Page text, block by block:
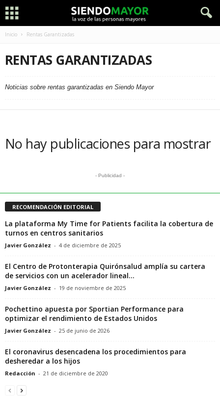
Inicio Rentas Garantizadas
RENTAS GARANTIZADAS
Noticias sobre rentas garantizadas en Siendo Mayor
No hay publicaciones para mostrar
- Publicidad -
RECOMENDACIÓN EDITORIAL
La plataforma My Time for Patients facilita la cobertura de
turnos en centros sanitarios
Javier González - 4 de diciembre de 2025
El Centro de Protonterapia Quirónsalud amplía su cartera
de servicios con un acelerador lineal...
Javier González - 19 de noviembre de 2025
Pochettino apuesta por Sportian Performance para
optimizar el rendimiento de Estados Unidos
Javier González - 25 de junio de 2026
El coronavirus desencadena los procedimientos para
desheredar a los hijos
Redacción - 21 de diciembre de 2020